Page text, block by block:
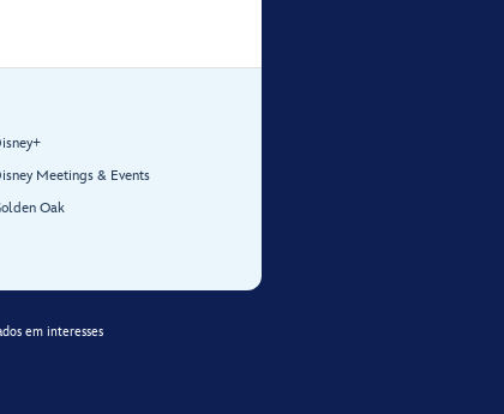
Meetings & Events
Oak
em interesses